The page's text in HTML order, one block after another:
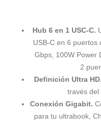
Hub 6 en 1 USC-C.
USB-C en 6 puertos
Gbps, 100W Power
2
Definición Ultra HD.
través del
Conexión Gigabit.
para tu ultrabook,